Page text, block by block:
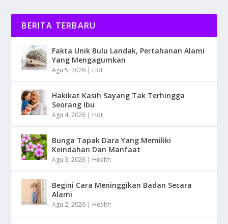
BERITA TERBARU
Fakta Unik Bulu Landak, Pertahanan Alami
Yang Mengagumkan
Agu 5, 2026 | Hot
Hakikat Kasih Sayang Tak Terhingga
Seorang Ibu
Agu 4, 2026 | Hot
Bunga Tapak Dara Yang Memiliki
Keindahan Dan Manfaat
Agu 3, 2026 | Health
Begini Cara Meninggikan Badan Secara
Alami
Agu 2, 2026 | Health